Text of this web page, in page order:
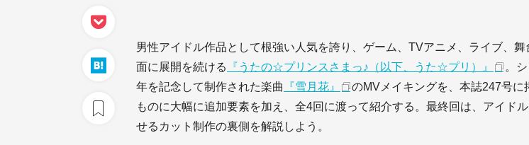
男性アイドル作品として根強い人気を誇り、ゲーム、TVアニメ、ライブ、舞
面に展開を続ける
『うたの☆プリンスさまっ♪（以下、うた☆プリ）』
。
年を記念して制作された楽曲
『雪月花』
のMVメイキングを、本誌247号に
ものに大幅に追加要素を加え、全4回に渡って紹介する。最終回は、アイド
せるカット制作の裏側を解説しよう。